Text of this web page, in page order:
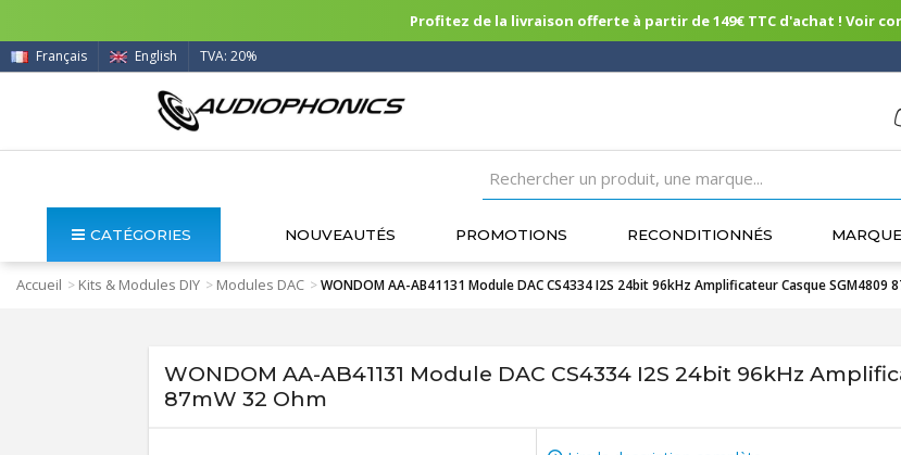
Profitez de la livraison offerte à partir de 149€ TTC d'achat ! Voir
Français English TVA: 20%
CATÉGORIES NOUVEAUTÉS PROMOTIONS RECONDITIONNÉS
Accueil > Kits & Modules DIY > Modules DAC >WONDOM AA-AB41131 Module DAC CS4334 I2S 24bit 96kHz Amplificateur Casque SGM4809
WONDOM AA-AB41131 Module DAC CS4334 I2S 24bit 96kHz
87mW 32 Ohm